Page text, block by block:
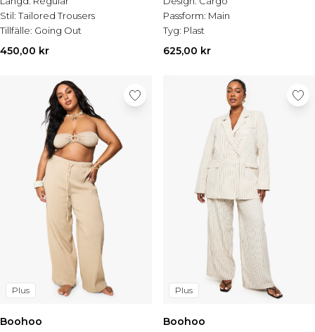
REA-skjortor
REA-kostymer
REA-stickat
REA-accessoarer
Stil:Tailored Trousers
Tillfälle: Going Out
450,00 kr
Passform: Main
Tyg: Plast
625,00 kr
Plus
Boohoo
Plus
Boohoo